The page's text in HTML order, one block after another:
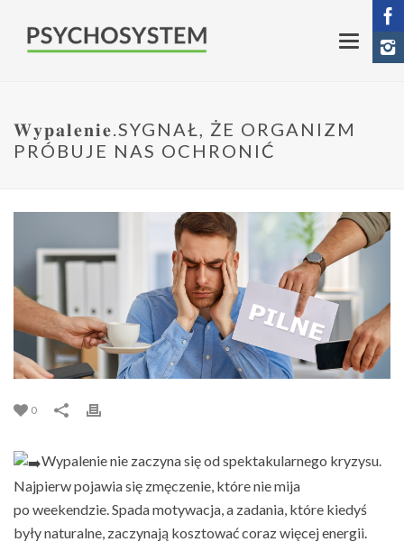
𝐖𝐲𝐩𝐚𝐥𝐞𝐧𝐢𝐞.SYGNAŁ, ŻE ORGANIZM
PRÓBUJE NAS OCHRONIĆ
0
Wypalenie nie zaczyna się od spektakularnego kryzysu.
Najpierw pojawia się zmęczenie, które nie mija
po weekendzie. Spada motywacja, a zadania, które kiedyś
były naturalne, zaczynają kosztować coraz więcej energii.